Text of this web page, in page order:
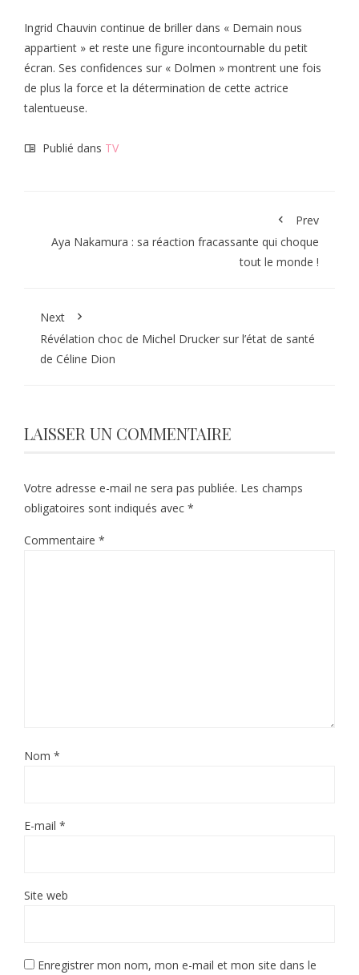
Ingrid Chauvin continue de briller dans « Demain nous
appartient » et reste une figure incontournable du petit
écran. Ses confidences sur « Dolmen » montrent une fois
de plus la force et la détermination de cette actrice
talentueuse.
Publié dans TV
Prev
Aya Nakamura : sa réaction fracassante qui choque
tout le monde !
Next
Révélation choc de Michel Drucker sur l’état de santé
de Céline Dion
LAISSER UN COMMENTAIRE
Votre adresse e-mail ne sera pas publiée. Les champs
obligatoires sont indiqués avec *
Commentaire *
Nom *
E-mail *
Site web
Enregistrer mon nom, mon e-mail et mon site dans le